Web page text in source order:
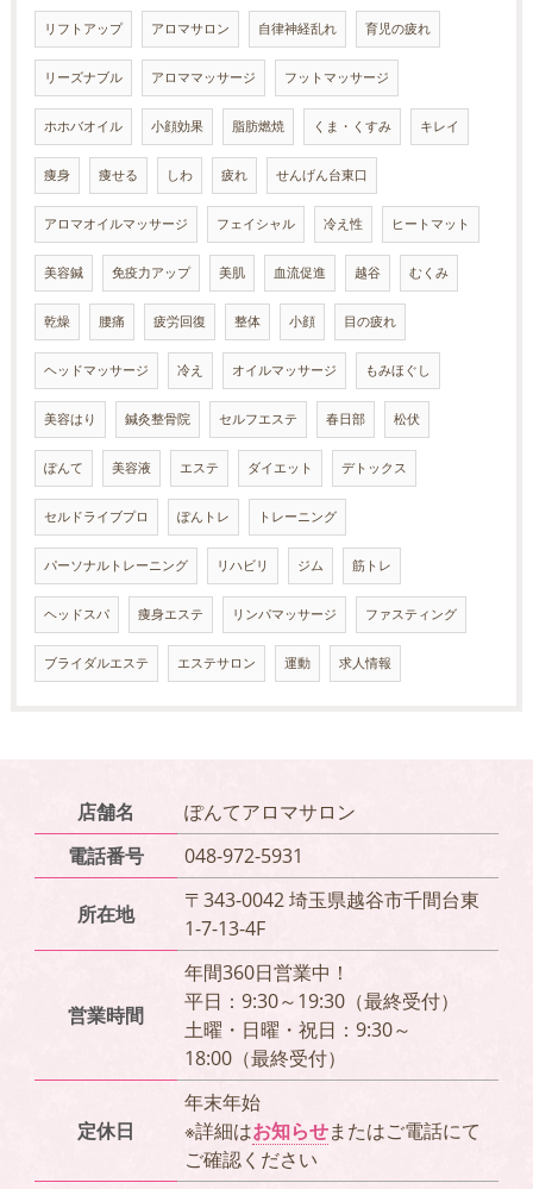
リフトアップ アロマサロン 自律神経乱れ 育児の疲れ
リーズナブル アロママッサージ フットマッサージ
ホホバオイル 小顔効果 脂肪燃焼 くま・くすみ キレイ
痩身 痩せる しわ 疲れ せんげん台東口
アロマオイルマッサージ フェイシャル 冷え性 ヒートマット
美容鍼 免疫力アップ 美肌 血流促進 越谷 むくみ
乾燥 腰痛 疲労回復 整体 小顔 目の疲れ
ヘッドマッサージ 冷え オイルマッサージ もみほぐし
美容はり 鍼灸整骨院 セルフエステ 春日部 松伏
ぽんて 美容液 エステ ダイエット デトックス
セルドライブプロ ぽんトレ トレーニング
パーソナルトレーニング リハビリ ジム 筋トレ
ヘッドスパ 痩身エステ リンパマッサージ ファスティング
ブライダルエステ エステサロン 運動 求人情報
店舗名
ぽんてアロマサロン
電話番号
048-972-5931
所在地
〒343-0042 埼玉県越谷市千間台東
1-7-13-4F
営業時間
年間360日営業中！
平日：9:30～19:30（最終受付）
土曜・日曜・祝日：9:30～
18:00（最終受付）
定休日
年末年始
※詳細はお知らせまたはご電話にて
ご確認ください